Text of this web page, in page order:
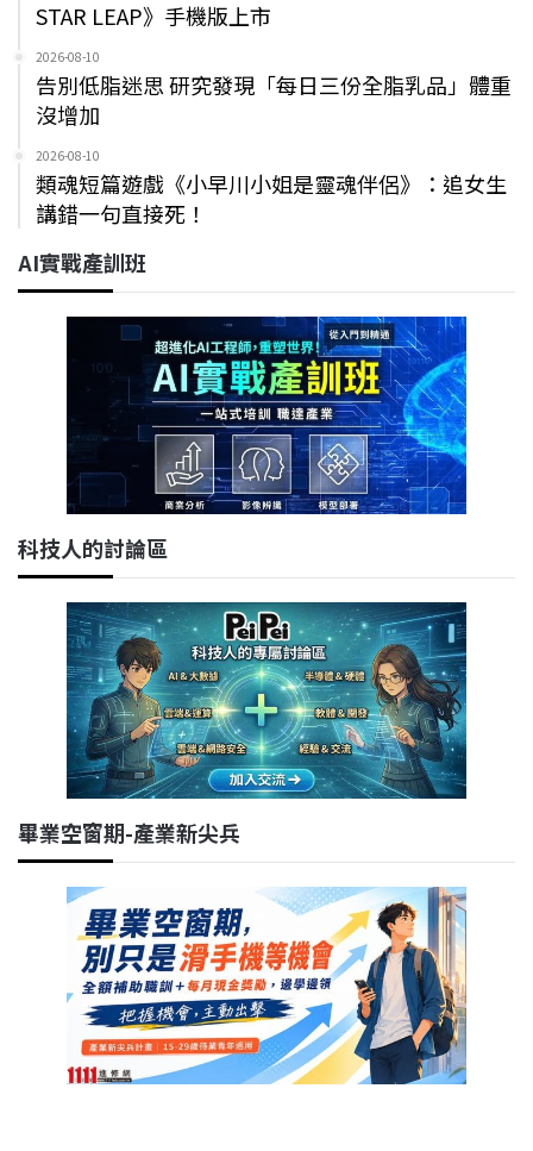
STAR LEAP》手機版上市
2026-08-10
告別低脂迷思 研究發現「每日三份全脂乳品」體重
沒增加
2026-08-10
類魂短篇遊戲《小早川小姐是靈魂伴侶》：追女生
講錯一句直接死！
AI實戰產訓班
科技人的討論區
畢業空窗期-產業新尖兵